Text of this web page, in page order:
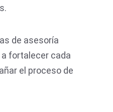
de asesoría
fortalecer cada
el proceso de